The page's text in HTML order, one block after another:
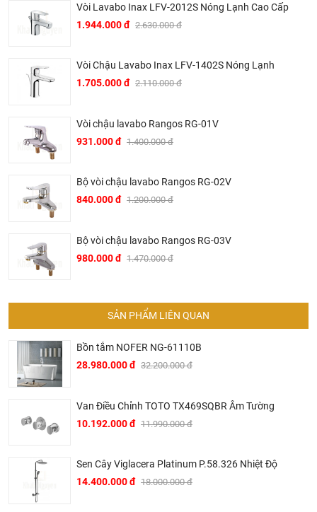
Áp lực nước: 0.05MPa ~ 0.75MPa
Chất liệu chủ yếu : Đồng mạ Niken-Crom
Loại cao cổ
Công nghệ : Châu Âu
Ở đâu mua vòi lavabo CleanMax chính hãng và giá rẻ
Khalinguyen.vn là đơn vị cung cấp sản phẩm
CleanMax
Khalinguyen.vn là chính hãng.
Hiện tại chúng tôi có rất nhiều
Tại Khali Nguyễn, chúng tôi cam kết:
Cam kết 100% sản phẩm chính hãng, nếu phát hiện ra
hàng giả hàng nhái hoàn tiền 200%.
Sản phẩm được Khali Nguyễn lựa chọn bán là những
sản phẩm có chất lượng phù hợp với giá thành và đã bán
là phải có trách nhiệm với hàng hóa và khách hàng!
Bán hàng có tâm: Chúng tôi mong muốn được tư vấn
thích hợp để hạn chế được những phiền phức khách
hàng có thể gặp phải nếu tự chọn như: chọn sản phẩm
không phù hợp kích thước nhà tắm, chọn sp không phù
Vòi Lavabo Inax LFV-2012S Nóng Lạnh Cao Cấp
1.944.000 đ 2.630.000 đ
Vòi Chậu Lavabo Inax LFV-1402S Nóng Lạnh
1.705.000 đ 2.110.000 đ
Vòi chậu lavabo Rangos RG-01V
931.000 đ 1.400.000 đ
Bộ vòi chậu lavabo Rangos RG-02V
840.000 đ 1.200.000 đ
Bộ vòi chậu lavabo Rangos RG-03V
980.000 đ 1.470.000 đ
SẢN PHẨM LIÊN QUAN
Bồn tắm NOFER NG-61110B
28.980.000 đ 32.200.000 đ
Van Điều Chỉnh TOTO TX469SQBR Âm Tường
10.192.000 đ 11.990.000 đ
Sen Cây Viglacera Platinum P.58.326 Nhiệt Độ
14.400.000 đ 18.000.000 đ